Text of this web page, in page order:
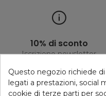
10% di sconto
Iscrizione newsletter
Questo negozio richiede
legati a prestazioni, social
cookie di terze parti per